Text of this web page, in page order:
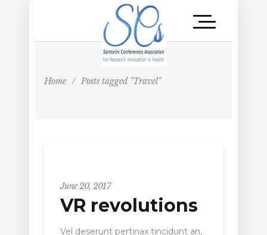
Home / Posts tagged "Travel"
June 20, 2017
VR revolutions
Vel deserunt pertinax tincidunt an,